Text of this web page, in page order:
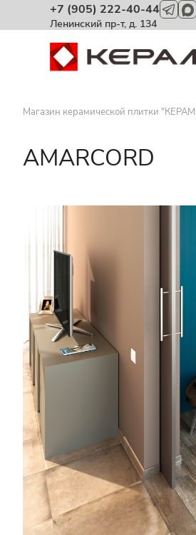
+7 (905) 222-40-44
Ленинский пр-т, д. 134
Магазин керамической плитки
AMARCORD